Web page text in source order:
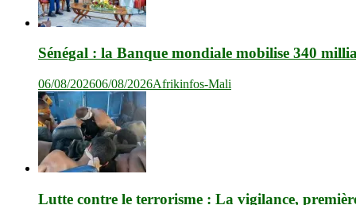
Sénégal : la Banque mondiale mobilise 340
06/08/202606/08/2026Afrikinfos-Mali
Lutte contre le terrorisme : La vigilance,